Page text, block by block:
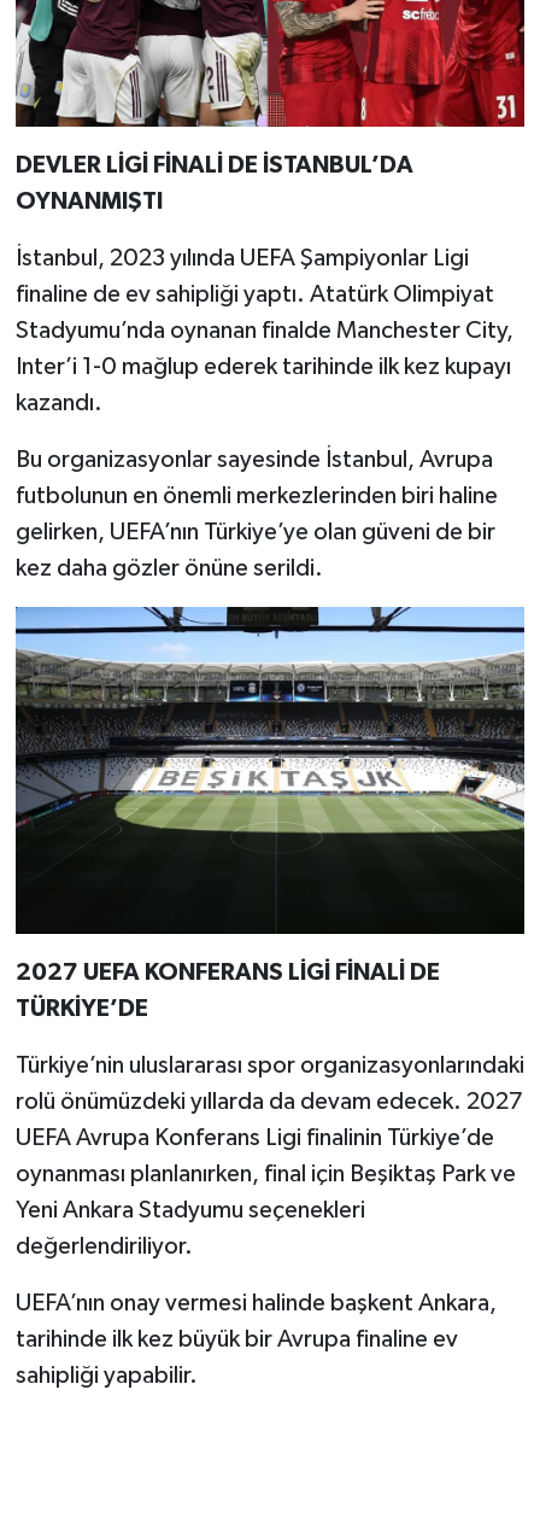
DEVLER LİGİ FİNALİ DE İSTANBUL’DA
OYNANMIŞTI
İstanbul, 2023 yılında UEFA Şampiyonlar Ligi
finaline de ev sahipliği yaptı. Atatürk Olimpiyat
Stadyumu’nda oynanan finalde Manchester City,
Inter’i 1-0 mağlup ederek tarihinde ilk kez kupayı
kazandı.
Bu organizasyonlar sayesinde İstanbul, Avrupa
futbolunun en önemli merkezlerinden biri haline
gelirken, UEFA’nın Türkiye’ye olan güveni de bir
kez daha gözler önüne serildi.
2027 UEFA KONFERANS LİGİ FİNALİ DE
TÜRKİYE’DE
Türkiye’nin uluslararası spor organizasyonlarındaki
rolü önümüzdeki yıllarda da devam edecek. 2027
UEFA Avrupa Konferans Ligi finalinin Türkiye’de
oynanması planlanırken, final için Beşiktaş Park ve
Yeni Ankara Stadyumu seçenekleri
değerlendiriliyor.
UEFA’nın onay vermesi halinde başkent Ankara,
tarihinde ilk kez büyük bir Avrupa finaline ev
sahipliği yapabilir.